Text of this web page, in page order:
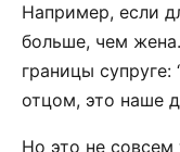
Например, если
больше, чем
границы
отцом, это наше
Но это не